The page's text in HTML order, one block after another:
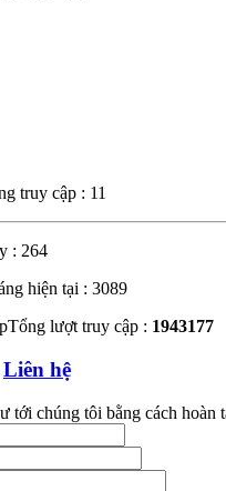
truy cập : 11
: 264
hiện tại : 3089
Tổng lượt truy cập : 1943177
Liên hệ
tới chúng tôi bằng cách